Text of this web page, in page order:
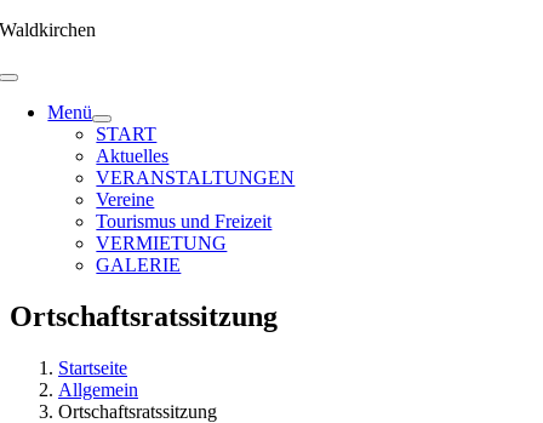
Zum
springen
Waldkirchen
Menü
START
Aktuelles
VERANSTALTUNGEN
Vereine
Tourismus und Freizeit
VERMIETUNG
GALERIE
Ortschaftsratssitzung
Startseite
Allgemein
Ortschaftsratssitzung